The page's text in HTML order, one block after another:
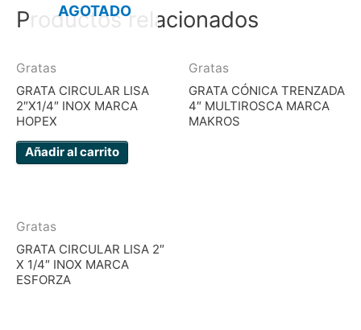
Productos relacionados
AGOTADO
Gratas
GRATA CIRCULAR LISA
2″X1/4″ INOX MARCA
HOPEX
Añadir al carrito
Gratas
GRATA CÓNICA TRENZADA
4″ MULTIROSCA MARCA
MAKROS
Gratas
GRATA CIRCULAR LISA 2″
X 1/4″ INOX MARCA
ESFORZA